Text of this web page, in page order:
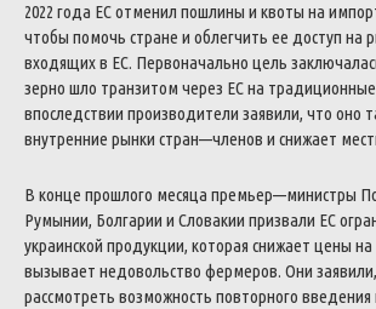
2022 года ЕСотменил пошлины и квоты на
чтобы помочь стране и облегчить ее доступ на
входящихв ЕС. Первоначально цель
зерно шло транзитом через ЕСна традиционные
впоследствии производители заявили, что оно
внутренние рынки стран—членов и снижает
В конце прошлого месяца премьер—министры
Румынии, Болгарии и Словакии призвали ЕС
украинской продукции, которая снижает цены на
вызывает недовольство фермеров. Они заявили,
рассмотреть возможность повторного введения